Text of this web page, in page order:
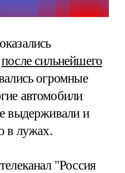
после сильнейшего
огромные
автомобили
выдерживали и
в лужах.
"Россия